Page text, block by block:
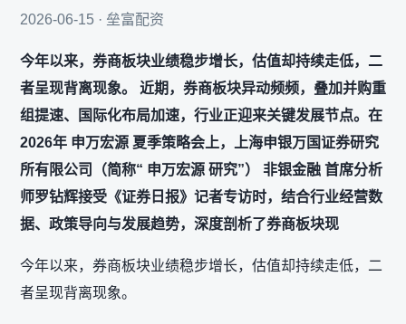
2026-06-15 · 垒富配资
今年以来，券商板块业绩稳步增长，估值却持续走低，二
者呈现背离现象。 近期，券商板块异动频频，叠加并购重
组提速、国际化布局加速，行业正迎来关键发展节点。在
2026年 申万宏源 夏季策略会上，上海申银万国证券研究
所有限公司（简称“ 申万宏源 研究”） 非银金融 首席分析
师罗钻辉接受《证券日报》记者专访时，结合行业经营数
据、政策导向与发展趋势，深度剖析了券商板块现
今年以来，券商板块业绩稳步增长，估值却持续走低，二
者呈现背离现象。